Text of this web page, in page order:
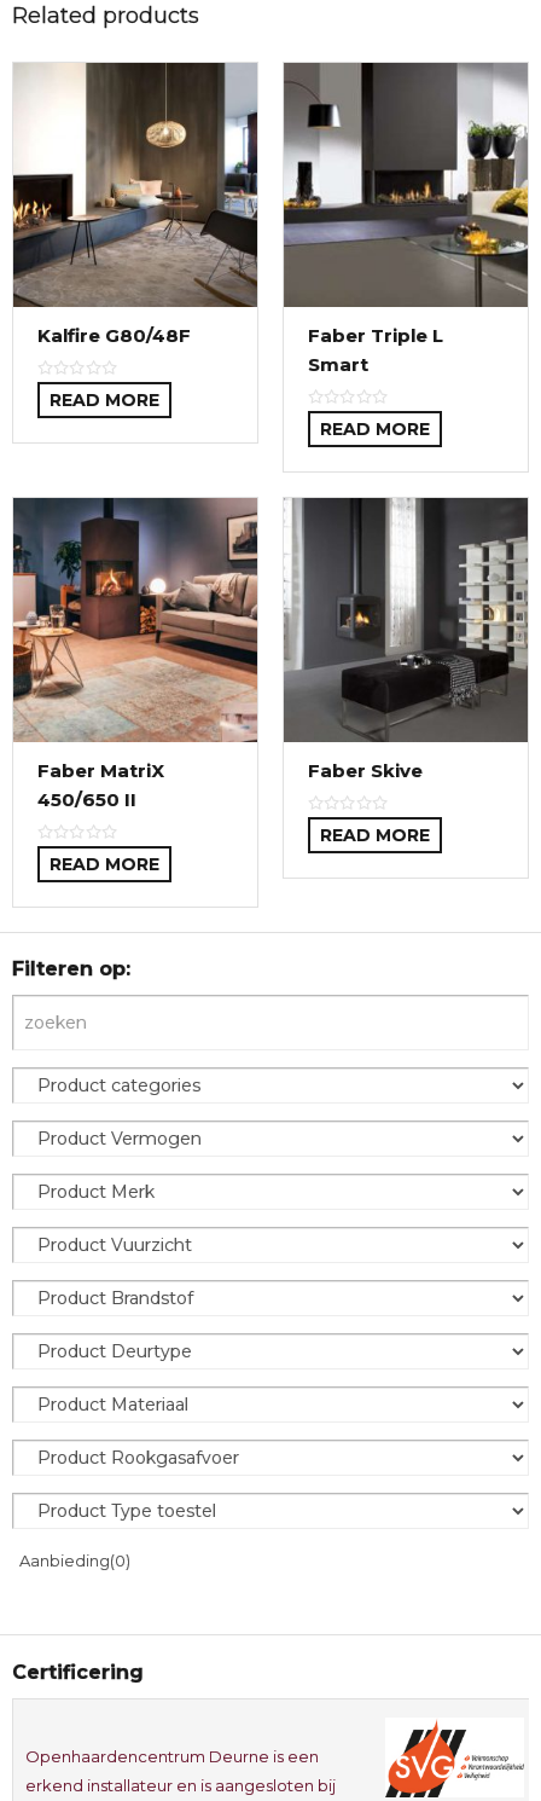
Related products
Kalfire G80/48F
READ MORE
Faber Triple L
Smart
READ MORE
Faber MatriX
450/650 II
READ MORE
Faber Skive
READ MORE
Filteren op:
Aanbieding(0)
Certificering
Openhaardencentrum Deurne is een
erkend installateur en is aangesloten bij